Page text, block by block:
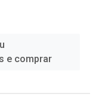
e comprar